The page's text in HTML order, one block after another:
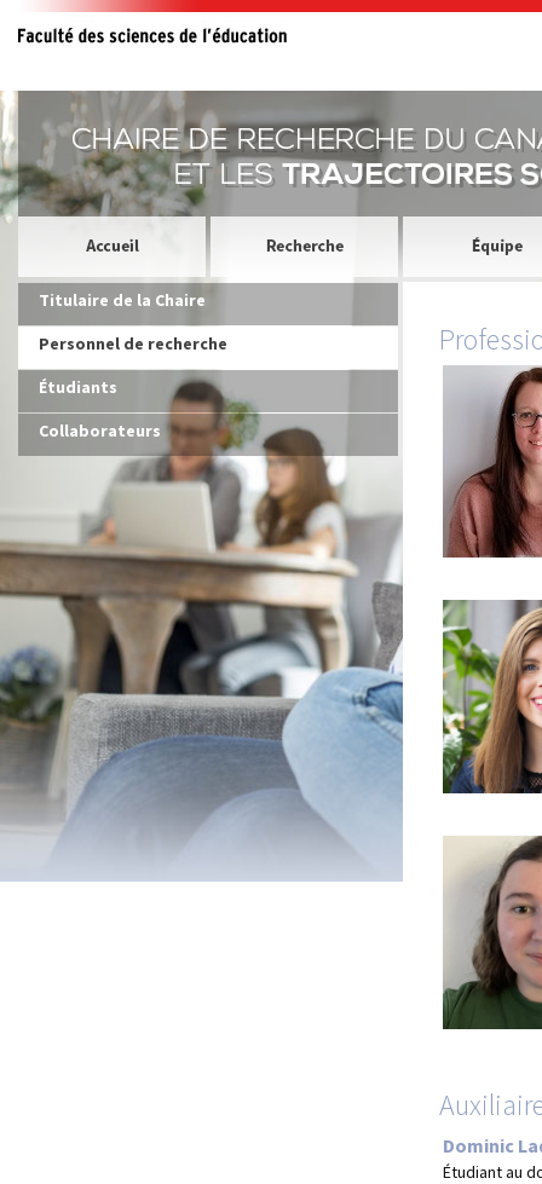
Titulaire de la Chaire
Personnel de recherche
Étudiants
Collaborateurs
Dominic
Étudiant au